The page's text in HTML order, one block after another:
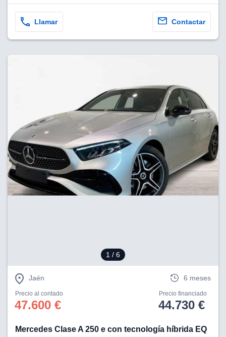
Llamar Contactar
1 / 6
Jaén 6 meses
Precio al contado
47.600 €
Precio financiado
44.730 €
Mercedes Clase A 250 e con tecnología híbrida EQ